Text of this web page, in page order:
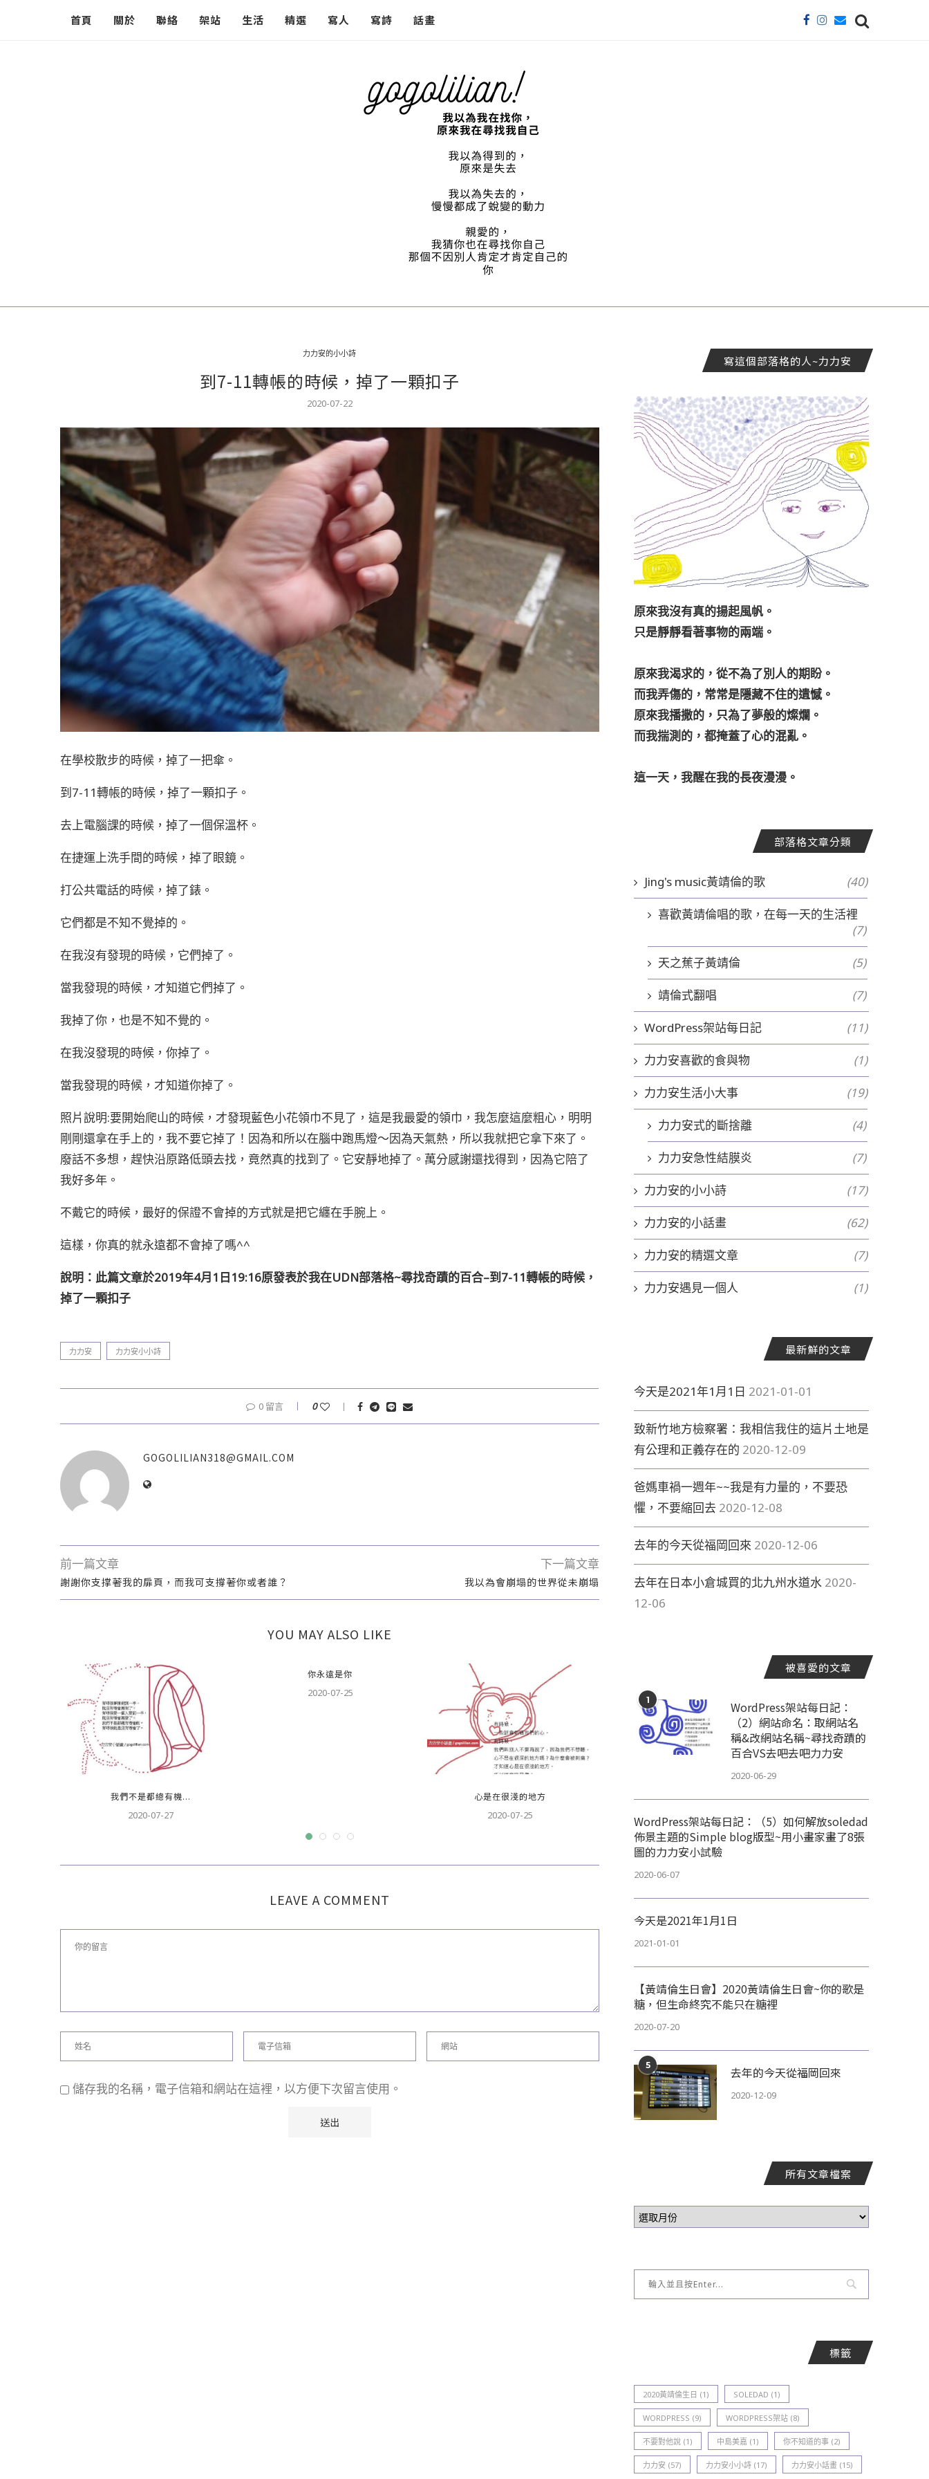
首頁 關於 聯絡 架站 生活 精選 寫人 寫詩 話畫
力力安的小小詩
到7-11轉帳的時候，掉了一顆扣子
2020-07-22
在學校散步的時候，掉了一把傘。
到7-11轉帳的時候，掉了一顆扣子。
去上電腦課的時候，掉了一個保溫杯。
在捷運上洗手間的時候，掉了眼鏡。
打公共電話的時候，掉了錶。
它們都是不知不覺掉的。
在我沒有發現的時候，它們掉了。
當我發現的時候，才知道它們掉了。
我掉了你，也是不知不覺的。
在我沒發現的時候，你掉了。
當我發現的時候，才知道你掉了。
照片說明:要開始爬山的時候，才發現藍色小花領巾不見了，這是我最愛的領巾，我怎麼這麼粗心，明明
剛剛還拿在手上的，我不要它掉了！因為和所以在腦中跑馬燈〜因為天氣熱，所以我就把它拿下來了。
廢話不多想，趕快沿原路低頭去找，竟然真的找到了。它安靜地掉了。萬分感謝還找得到，因為它陪了
我好多年。
不戴它的時候，最好的保證不會掉的方式就是把它纏在手腕上。
這樣，你真的就永遠都不會掉了嗎^^
說明：此篇文章於2019年4月1日19:16原發表於我在UDN部落格~尋找奇蹟的百合–到7-11轉帳的時候，
掉了一顆扣子
力力安 力力安小小詩
0 留言 0
GOGOLILIAN318@GMAIL.COM
前一篇文章
謝謝你支撑著我的扉頁，而我可支撐著你或者誰？
下一篇文章
我以為會崩塌的世界從未崩塌
YOU MAY ALSO LIKE
我們不是都總有機...
2020-07-27
你永遠是你
2020-07-25
心是在很淺的地方
2020-07-25 2020-07-24 2020-07-24
LEAVE A COMMENT
儲存我的名稱，電子信箱和網站在這裡，以方便下次留言使用。
寫這個部落格的人~力力安
原來我沒有真的揚起風帆。
只是靜靜看著事物的兩端。
原來我渴求的，從不為了別人的期盼。
而我弄傷的，常常是隱藏不住的遺憾。
原來我播撒的，只為了夢般的燦爛。
而我揣測的，都掩蓋了心的混亂。
這一天，我醒在我的長夜漫漫。
部落格文章分類
Jing's music黃靖倫的歌 (40)
喜歡黃靖倫唱的歌，在每一天的生活裡
(7)
天之蕉子黃靖倫 (5)
靖倫式翻唱 (7)
WordPress架站每日記 (11)
力力安喜歡的食與物 (1)
力力安生活小大事 (19)
力力安式的斷捨離 (4)
力力安急性結膜炎 (7)
力力安的小小詩 (17)
力力安的小話畫 (62)
力力安的精選文章 (7)
力力安遇見一個人 (1)
最新鮮的文章
今天是2021年1月1日 2021-01-01
致新竹地方檢察署：我相信我住的這片土地是
有公理和正義存在的 2020-12-09
爸媽車禍一週年~~我是有力量的，不要恐
懼，不要縮回去 2020-12-08
去年的今天從福岡回來 2020-12-06
去年在日本小倉城買的北九州水道水 2020-
12-06
被喜愛的文章
1
WordPress架站每日記：
（2）網站命名：取網站名
稱&改網站名稱~尋找奇蹟的
百合VS去吧去吧力力安
2020-06-29
WordPress架站每日記：（5）如何解放soledad
佈景主題的Simple blog版型~用小畫家畫了8張
圖的力力安小試驗
2020-06-07
今天是2021年1月1日
2021-01-01
【黃靖倫生日會】2020黃靖倫生日會~你的歌是
糖，但生命終究不能只在糖裡
2020-07-20
5 去年的今天從福岡回來
2020-12-09
所有文章檔案
標籤
2020黃靖倫生日 (1) SOLEDAD (1)
WORDPRESS (9) WORDPRESS架站 (8)
不要對他說 (1) 中島美嘉 (1) 你不知道的事 (2)
力力安 (57) 力力安小小詩 (17) 力力安小話畫 (15)